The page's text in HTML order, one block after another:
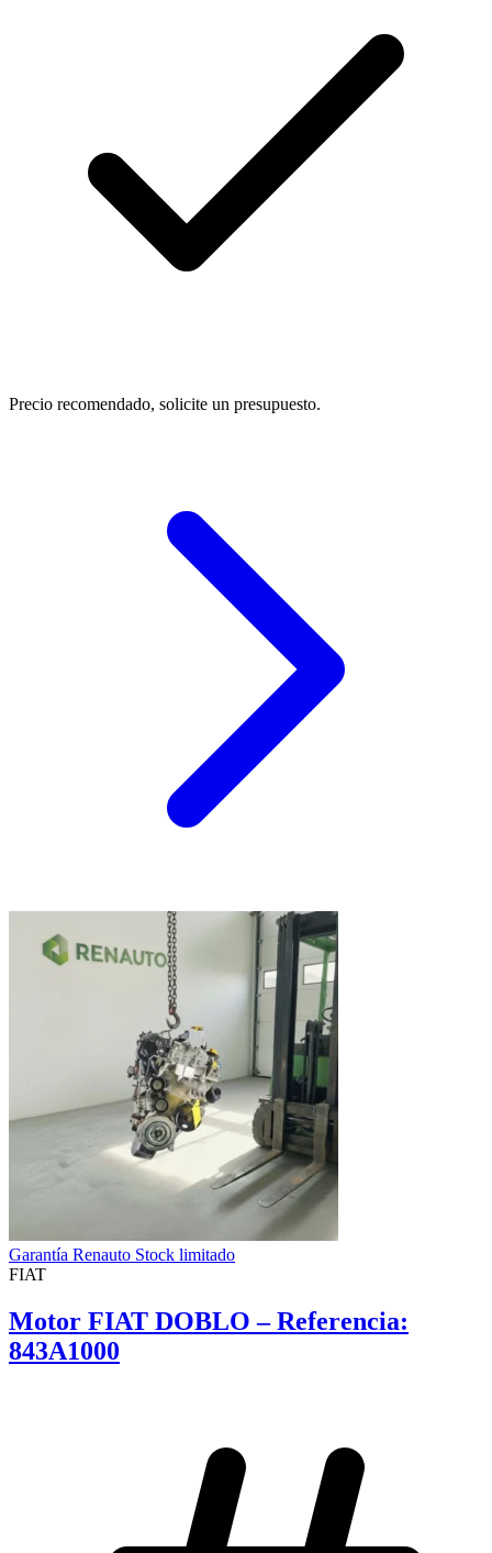
Precio recomendado, solicite un presupuesto.
Garantía Renauto Stock limitado
FIAT
Motor FIAT DOBLO – Referencia:
843A1000